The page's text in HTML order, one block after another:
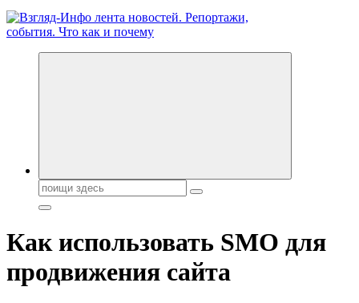
Обо всем и обо всех, что зачем и почему. Новости политики,
Поиск:
Как использовать SMO для
продвижения сайта